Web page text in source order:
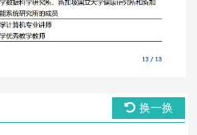
换一换